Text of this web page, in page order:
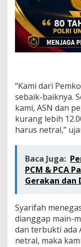
“Kami dari
sebaik-baiknya.
kami, ASN dan
kurang lebih
harus netral,”
Baca Juga:
PCM & PCA
Gerakan dan
Syarifah
dianggap main-
dan terbukti ada
netral, maka